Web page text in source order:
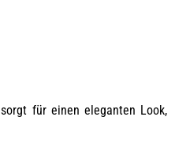
sorgt für einen eleganten Look,